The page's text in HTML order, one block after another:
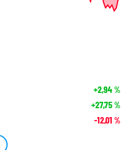
+2,94%
+27,75%
-12,01 %